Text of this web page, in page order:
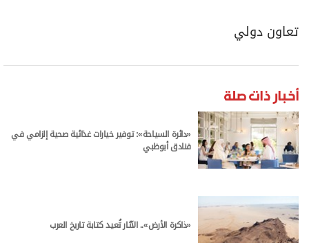
تعاون دولي
أخبار ذات صلة
«دائرة السياحة»: توفير خيارات غذائية صحية إلزامي في
فنادق أبوظبي
«ذاكرة الأرض».. الآثار تُعيد كتابة تاريخ العرب